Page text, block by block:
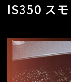
IS350 ス